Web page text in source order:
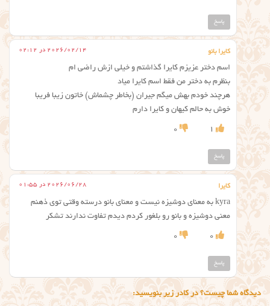
پاسخ
کایرا بانو 2026/02/14 در 02:12
اسم دختر عزیزم کایرا گذاشتم و خیلی ازش راضی ام
بنظرم به دختر من فقط اسم کایرا میاد
هرچند خودم بهش میگم جیران (بخاطر چشماش) خاتون زیبا فریبا
خوش به حالم کیهان و کایرا دارم
1
0
پاسخ
کایرا 2026/06/28 در 01:55
kyra به معنای دوشیزه نیست و معنای بانو درسته وقتی توی ذهنم
معنی دوشیزه و بانو رو بلغور کردم دیدم تفاوت ندارند تشکر
0
0
پاسخ
دیدگاه شما چیست؟ در کادر زیر بنویسید: